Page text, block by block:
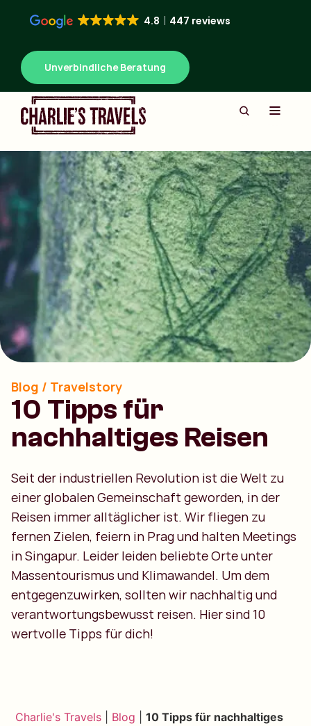
4.8 447 reviews
Unverbindliche Beratung
Blog / Travelstory
10 Tipps für
nachhaltiges Reisen
Seit der industriellen Revolution ist die Welt zu
einer globalen Gemeinschaft geworden, in der
Reisen immer alltäglicher ist. Wir fliegen zu
fernen Zielen, feiern in Prag und halten Meetings
in Singapur. Leider leiden beliebte Orte unter
Massentourismus und Klimawandel. Um dem
entgegenzuwirken, sollten wir nachhaltig und
verantwortungsbewusst reisen. Hier sind 10
wertvolle Tipps für dich!
Charlie's Travels Blog |10 Tipps für nachhaltiges